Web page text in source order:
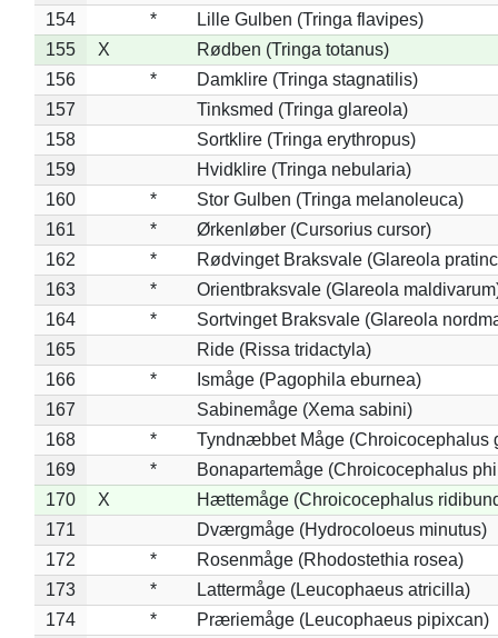
154
*
Lille Gulben (Tringa flavipes)
155
X
Rødben (Tringa totanus)
156
*
Damklire (Tringa stagnatilis)
157
Tinksmed (Tringa glareola)
158
Sortklire (Tringa erythropus)
159
Hvidklire (Tringa nebularia)
160
*
Stor Gulben (Tringa melanoleuca)
161
*
Ørkenløber (Cursorius cursor)
162
*
Rødvinget Braksvale (Glareola
163
*
Orientbraksvale (Glareola
164
*
Sortvinget Braksvale (Glareola
165
Ride (Rissa tridactyla)
166
*
Ismåge (Pagophila eburnea)
167
Sabinemåge (Xema sabini)
168
*
Tyndnæbbet Måge (Chroicocephalus
169
*
Bonapartemåge (Chroicocephalus
170
X
Hættemåge (Chroicocephalus
171
Dværgmåge (Hydrocoloeus minutus)
172
*
Rosenmåge (Rhodostethia rosea)
173
*
Lattermåge (Leucophaeus atricilla)
174
*
Præriemåge (Leucophaeus pipixcan)